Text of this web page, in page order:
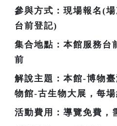
參與方式：現場報名(
台前登記)
集合地點：本館服務台
前
解說主題：本館-博物
物館-古生物大展，每
活動費用：導覽免費，